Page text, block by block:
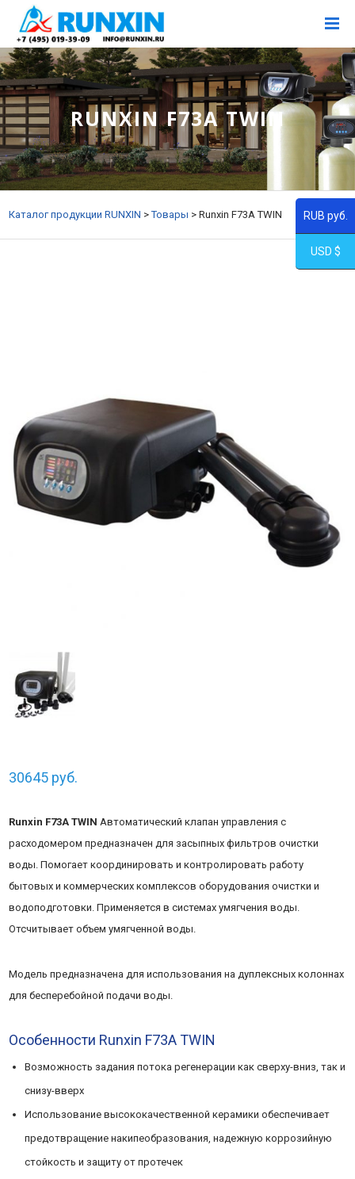
RUNXIN F73A TWIN
Каталог продукции RUNXIN >Товары >Runxin F73A TWIN
30645 руб.
Runxin F73A TWIN Автоматический клапан управления с
расходомером предназначен для засыпных фильтров очистки
воды. Помогает координировать и контролировать работу
бытовых и коммерческих комплексов оборудования очистки и
водоподготовки. Применяется в системах умягчения воды.
Отсчитывает объем умягченной воды.
Модель предназначена для использования на дуплексных колоннах
для бесперебойной подачи воды.
Особенности Runxin F73A TWIN
Возможность задания потока регенерации как сверху-вниз, так и
снизу-вверх
Использование высококачественной керамики обеспечивает
предотвращение накипеобразования, надежную коррозийную
стойкость и защиту от протечек
RUB руб.
USD $